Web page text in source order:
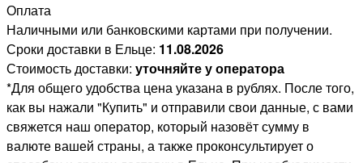
Оплата
Наличными или банковскими картами при получении.
Сроки доставки в Ельце: 11.08.2026
Стоимость доставки: уточняйте у оператора
*Для общего удобства цена указана в рублях. После того,
как вы нажали "Купить" и отправили свои данные, с вами
свяжется наш оператор, который назовёт сумму в
валюте вашей страны, а также проконсультирует о